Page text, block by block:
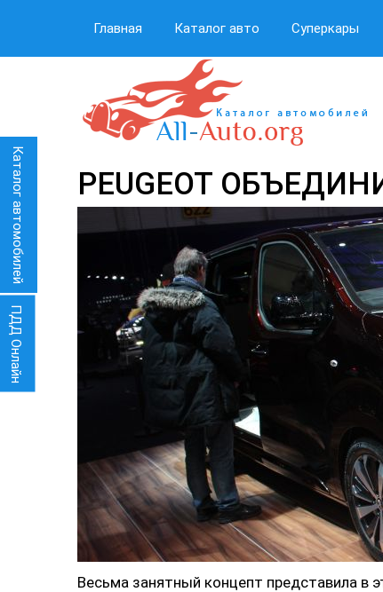
Главная Каталог авто Суперкары
PEUGEOT
Весьма занятный концепт представила в
Каталог автомобилей
ПДД Онлайн